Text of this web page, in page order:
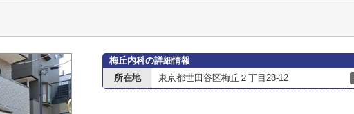
梅丘内科の詳細情報
所在地
東京都世田谷区梅丘２丁目28-12